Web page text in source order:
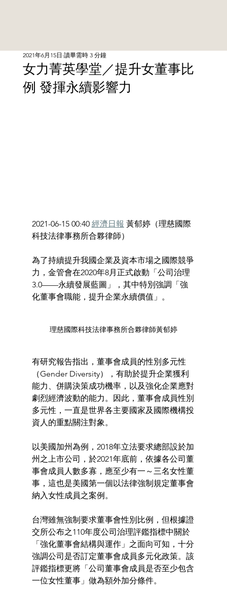
女力菁英學堂／提升女董事比
例 發揮永續影響力
2021年6月15日 讀畢需時 3 分鐘
2021-06-15 00:40 經濟日報 黃郁婷（理慈國際
科技法律事務所合夥律師）
為了持續提升我國企業及資本市場之國際競爭
力，金管會在2020年8月正式啟動「公司治理
3.0——永續發展藍圖」，其中特別強調「強
化董事會職能，提升企業永續價值」。
理慈國際科技法律事務所合夥律師黃郁婷
有研究報告指出，董事會成員的性別多元性
（Gender Diversity），有助於提升企業獲利
能力、併購決策成功機率，以及強化企業應對
劇烈經濟波動的能力。因此，董事會成員性別
多元性，一直是世界各主要國家及國際機構投
資人的重點關注對象。
以美國加州為例，2018年立法要求總部設於加
州之上市公司，於2021年底前，依據各公司董
事會成員人數多寡，應至少有一～三名女性董
事，這也是美國第一個以法律強制規定董事會
納入女性成員之案例。
台灣雖無強制要求董事會性別比例，但根據證
交所公布之110年度公司治理評鑑指標中關於
「強化董事會結構與運作」之面向可知，十分
強調公司是否訂定董事會成員多元化政策。該
評鑑指標更將「公司董事會成員是否至少包含
一位女性董事」做為額外加分條件。